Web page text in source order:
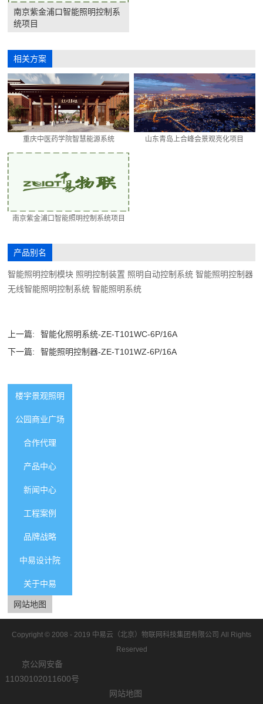
南京紫金浦口智能照明控制系
统项目
相关方案
重庆中医药学院智慧能源系统 山东青岛上合峰会景观亮化项目
南京紫金浦口智能照明控制系统项目
产品别名
智能照明控制模块 照明控制装置 照明自动控制系统 智能照明控制器
无线智能照明控制系统 智能照明系统
上一篇:
智能化照明系统-ZE-T101WC-6P/16A
下一篇:
智能照明控制器-ZE-T101WZ-6P/16A
楼宇景观照明
公园商业广场
合作代理
产品中心
新闻中心
工程案例
品牌战略
中易设计院
关于中易
网站地图
Copyright © 2008 - 2019 中易云（北京）物联网科技集团有限公司 All Rights
Reserved
京公网安备
11030102011600号
网站地图